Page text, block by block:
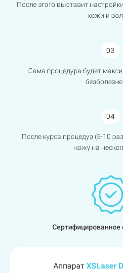
После этого выставит
кожи и
03
Сама процедура будет
04
После курса процедур (5-10
кожу на
Сертифицированное
Аппарат XSLaser